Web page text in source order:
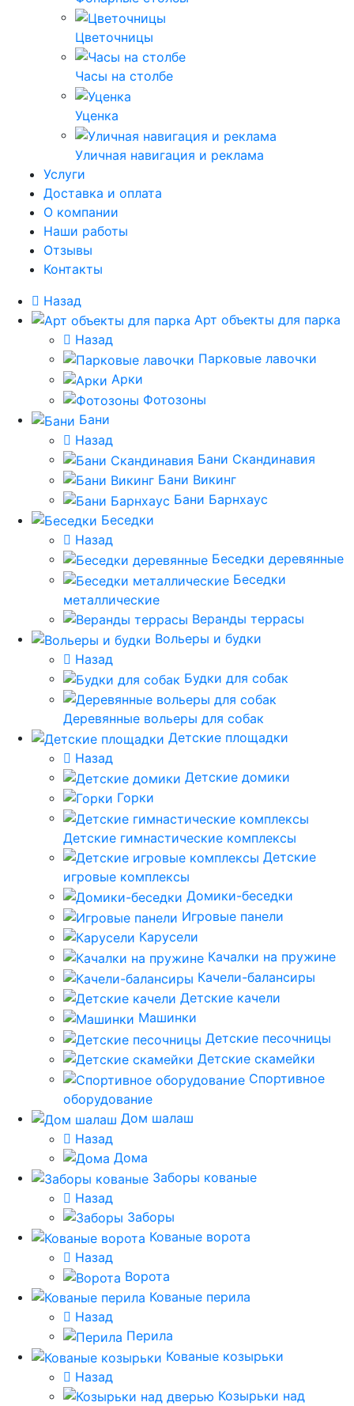
Цветочницы
Часы на столбе
Уценка
Уличная навигация и реклама
Услуги
Доставка и оплата
О компании
Наши работы
Отзывы
Контакты
Назад
Арт объекты для парка
Назад
Парковые лавочки
Арки
Фотозоны
Бани
Назад
Бани Скандинавия
Бани Викинг
Бани Барнхаус
Беседки
Назад
Беседки деревянные
Беседки
металлические
Веранды террасы
Вольеры и будки
Назад
Будки для собак
Деревянные вольеры для собак
Детские площадки
Назад
Детские домики
Горки
Детские гимнастические комплексы
Детские
игровые комплексы
Домики-беседки
Игровые панели
Карусели
Качалки на пружине
Качели-балансиры
Детские качели
Машинки
Детские песочницы
Детские скамейки
Спортивное
оборудование
Дом шалаш
Назад
Дома
Заборы кованые
Назад
Заборы
Кованые ворота
Назад
Ворота
Кованые перила
Назад
Перила
Кованые козырьки
Назад
Козырьки над